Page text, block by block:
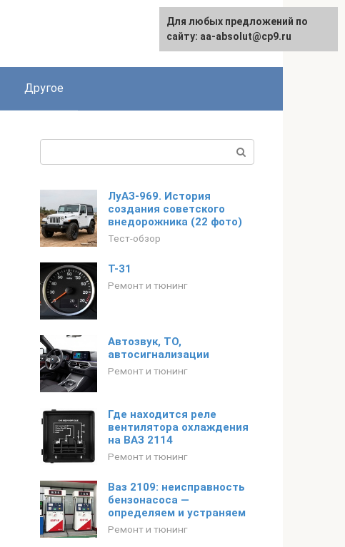
English
Другое
ЛуАЗ-969. История
создания советского
внедорожника (22 фото)
Тест-обзор
T-31
Ремонт и тюнинг
Автозвук, ТО,
автосигнализации
Ремонт и тюнинг
Где находится реле
вентилятора охлаждения
на ВАЗ 2114
Ремонт и тюнинг
Ваз 2109: неисправность
бензонасоса —
определяем и устраняем
Ремонт и тюнинг
Для любых предложений по
сайту: aa-absolut@cp9.ru